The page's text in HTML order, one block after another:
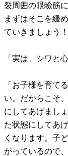
裂周囲の眼瞼筋
まずはそこを緩
ていきましょう
「実は、シワと
「お子様を育て
い。だからこそ
にしてあげまし
た状態にしてあ
くなります。子
がっているので